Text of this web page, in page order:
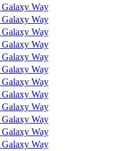
Galaxy Way
Galaxy Way
Galaxy Way
Galaxy Way
Galaxy Way
Galaxy Way
Galaxy Way
Galaxy Way
Galaxy Way
Galaxy Way
Galaxy Way
Galaxy Way